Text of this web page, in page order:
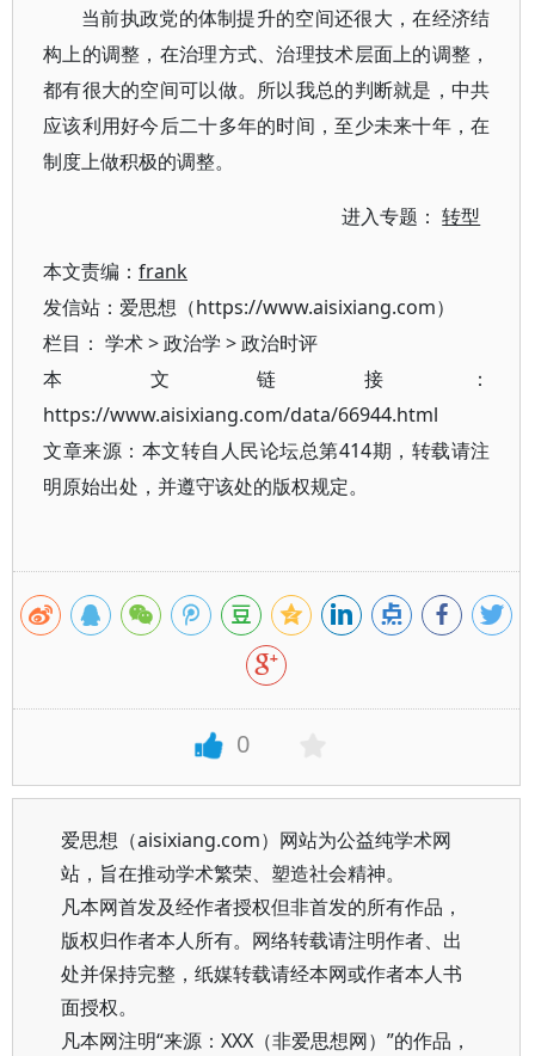
当前执政党的体制提升的空间还很大，在经济结
构上的调整，在治理方式、治理技术层面上的调整，
都有很大的空间可以做。所以我总的判断就是，中共
应该利用好今后二十多年的时间，至少未来十年，在
制度上做积极的调整。
进入专题：转型
本文责编： frank
发信站：爱思想（https://www.aisixiang.com）
栏目： 学术>政治学 >政治时评
本文链接：
https://www.aisixiang.com/data/66944.html
文章来源：本文转自人民论坛总第414期，转载请注
明原始出处，并遵守该处的版权规定。
0
爱思想（aisixiang.com）网站为公益纯学术网
站，旨在推动学术繁荣、塑造社会精神。
凡本网首发及经作者授权但非首发的所有作品，
版权归作者本人所有。网络转载请注明作者、出
处并保持完整，纸媒转载请经本网或作者本人书
面授权。
凡本网注明“来源：XXX（非爱思想网）”的作品，